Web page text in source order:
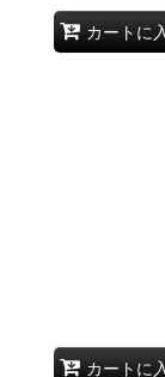
カートに
カートに